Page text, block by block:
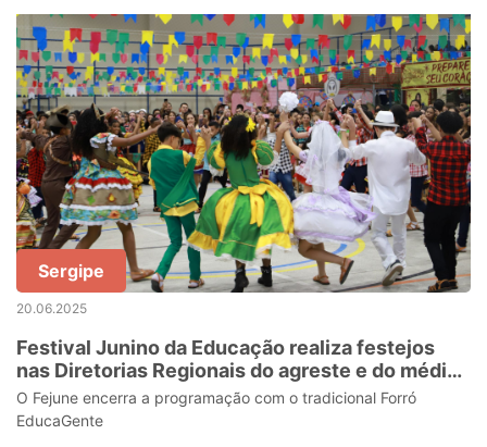
Sergipe
20.06.2025
Festival Junino da Educação realiza festejos
nas Diretorias Regionais do agreste e do médio
sertão
O Fejune encerra a programação com o tradicional Forró
EducaGente